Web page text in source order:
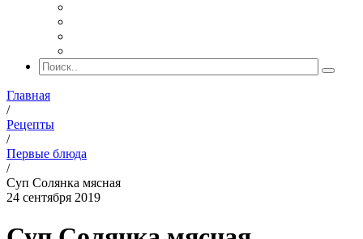
Главная
/
Рецепты
/
Первые блюда
/
Суп Солянка мясная
24 сентября 2019